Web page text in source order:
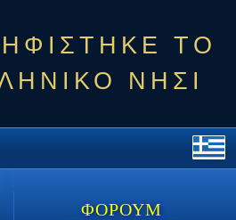
ΤΟ
ΝΗΣΙ
ΦΟΡΟΥΜ